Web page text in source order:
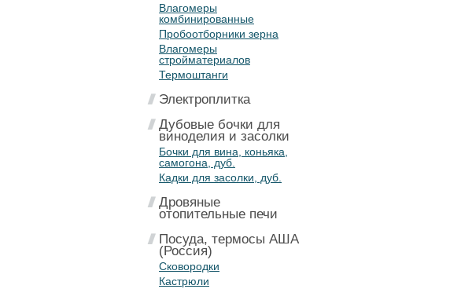
Влагомеры
комбинированные
Пробоотборники зерна
Влагомеры
стройматериалов
Термоштанги
Электроплитка
Дубовые бочки для
виноделия и засолки
Бочки для вина, коньяка,
самогона, дуб.
Кадки для засолки, дуб.
Дровяные
отопительные печи
Посуда, термосы АША
(Россия)
Сковородки
Кастрюли